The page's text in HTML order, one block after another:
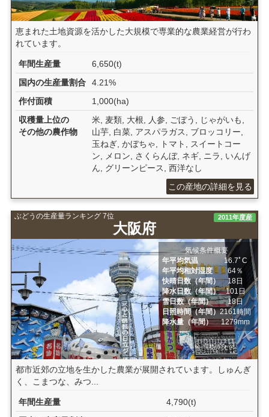
恵まれた土地資源を活かした大規模で専業的な農業経営が行わ
れています。
年間生産量
6,650(t)
国内の生産量割合
4.21%
作付面積
1,000(ha)
収穫量上位の
その他の農作物
米, 麦類, 大根, 人参, ごぼう, じゃがいも,
山芋, 白菜, アスパラガス, ブロッコリー,
玉ねぎ, かぼちゃ, トマト, スイートコー
ン, メロン, さくらんぼ, ネギ, ニラ, いんげ
ん, グリーンピース, 西洋なし
この産地の詳細を見る
ぶどうの生産量ランキング 7位
大阪府
2011年度産
気候条件概要
年平均気温
16.7ﾟC
年平均相対湿度
64％
快晴日数（年間）
18日
降水日数（年間）
101日
雪日数（年間）
18日
日照時間（年間）2161時間
降水量（年間）
1279mm
都市近郊の立地を生かした農業が展開されています。しゅんぎ
く、こまつな、みつ...
年間生産量
4,790(t)